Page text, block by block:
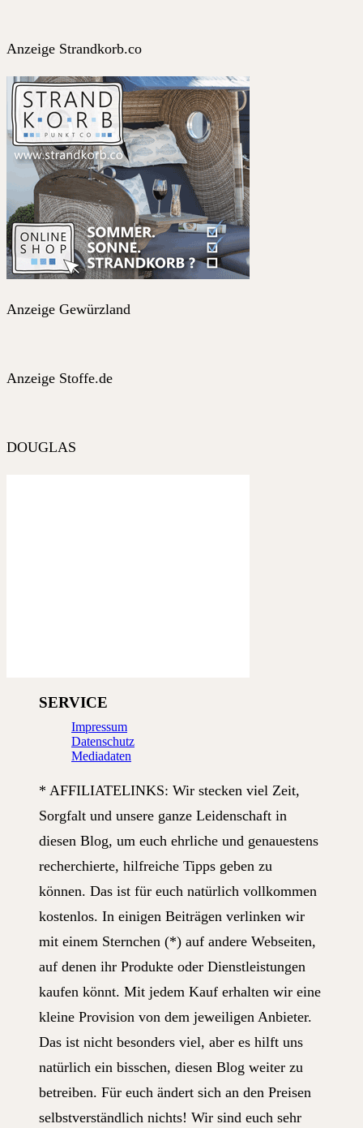
Anzeige Strandkorb.co
Anzeige Gewürzland
Anzeige Stoffe.de
DOUGLAS
SERVICE
Impressum
Datenschutz
Mediadaten
* AFFILIATELINKS: Wir stecken viel Zeit,
Sorgfalt und unsere ganze Leidenschaft in
diesen Blog, um euch ehrliche und genauestens
recherchierte, hilfreiche Tipps geben zu
können. Das ist für euch natürlich vollkommen
kostenlos. In einigen Beiträgen verlinken wir
mit einem Sternchen (*) auf andere Webseiten,
auf denen ihr Produkte oder Dienstleistungen
kaufen könnt. Mit jedem Kauf erhalten wir eine
kleine Provision von dem jeweiligen Anbieter.
Das ist nicht besonders viel, aber es hilft uns
natürlich ein bisschen, diesen Blog weiter zu
betreiben. Für euch ändert sich an den Preisen
selbstverständlich nichts! Wir sind euch sehr